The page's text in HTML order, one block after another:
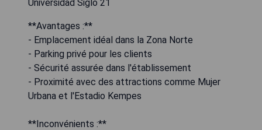
**Avantages :**
- Emplacement idéal dans la Zona Norte
- Parking privé pour les clients
- Sécurité assurée dans l'établissement
- Proximité avec des attractions comme Mujer
Urbana et l'Estadio Kempes
**Inconvénients :**